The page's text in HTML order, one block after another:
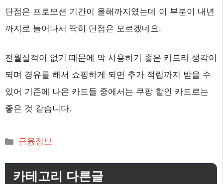
단점은 프로모션 기간이 올해까지였는데 이 부분이 내년
까지로 늘어나서 딱히 단점은 모르겠네요.
전월실적이 없기 때문에 막 사용하기 좋은 카드라 생각이
되며 경유를 해서 쇼핑하게 되면 추가 적립까지 받을 수
있어 기존에 나온 카드들 중에서는 쿠팡 할인 카드로는
좋은 것 같습니다.
카
고
리
금융정보
카테고리 다른글